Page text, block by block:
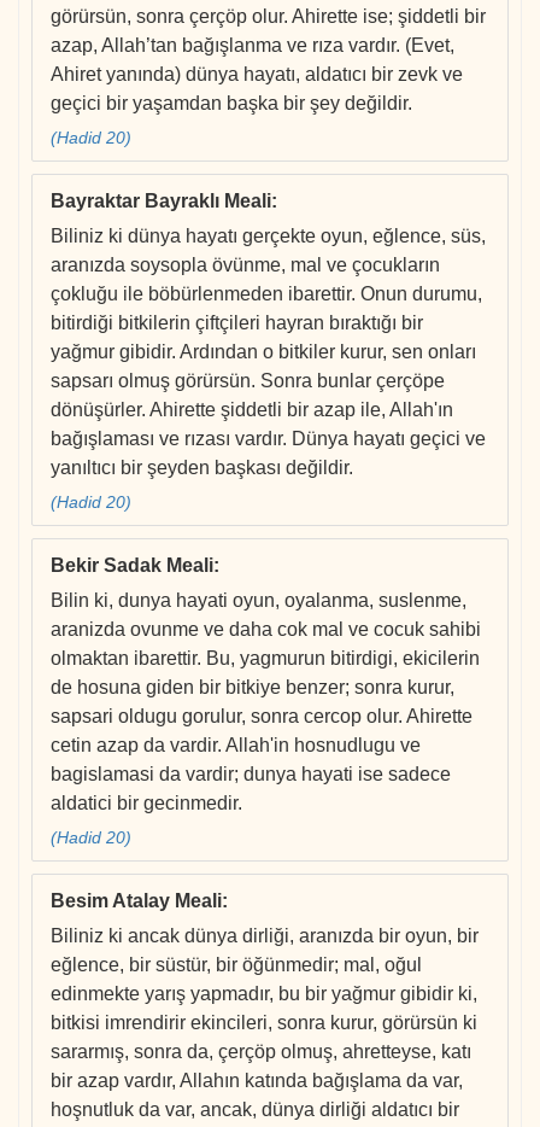
görürsün, sonra çerçöp olur. Ahirette ise; şiddetli bir
azap, Allah’tan bağışlanma ve rıza vardır. (Evet,
Ahiret yanında) dünya hayatı, aldatıcı bir zevk ve
geçici bir yaşamdan başka bir şey değildir.
(Hadid 20)
Bayraktar Bayraklı Meali:
Biliniz ki dünya hayatı gerçekte oyun, eğlence, süs,
aranızda soysopla övünme, mal ve çocukların
çokluğu ile böbürlenmeden ibarettir. Onun durumu,
bitirdiği bitkilerin çiftçileri hayran bıraktığı bir
yağmur gibidir. Ardından o bitkiler kurur, sen onları
sapsarı olmuş görürsün. Sonra bunlar çerçöpe
dönüşürler. Ahirette şiddetli bir azap ile, Allah'ın
bağışlaması ve rızası vardır. Dünya hayatı geçici ve
yanıltıcı bir şeyden başkası değildir.
(Hadid 20)
Bekir Sadak Meali:
Bilin ki, dunya hayati oyun, oyalanma, suslenme,
aranizda ovunme ve daha cok mal ve cocuk sahibi
olmaktan ibarettir. Bu, yagmurun bitirdigi, ekicilerin
de hosuna giden bir bitkiye benzer; sonra kurur,
sapsari oldugu gorulur, sonra cercop olur. Ahirette
cetin azap da vardir. Allah'in hosnudlugu ve
bagislamasi da vardir; dunya hayati ise sadece
aldatici bir gecinmedir.
(Hadid 20)
Besim Atalay Meali:
Biliniz ki ancak dünya dirliği, aranızda bir oyun, bir
eğlence, bir süstür, bir öğünmedir; mal, oğul
edinmekte yarış yapmadır, bu bir yağmur gibidir ki,
bitkisi imrendirir ekincileri, sonra kurur, görürsün ki
sararmış, sonra da, çerçöp olmuş, ahretteyse, katı
bir azap vardır, Allahın katında bağışlama da var,
hoşnutluk da var, ancak, dünya dirliği aldatıcı bir